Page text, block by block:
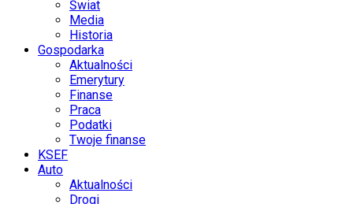
Świat
Media
Historia
Gospodarka
Aktualności
Emerytury
Finanse
Praca
Podatki
Twoje finanse
KSEF
Auto
Aktualności
Drogi